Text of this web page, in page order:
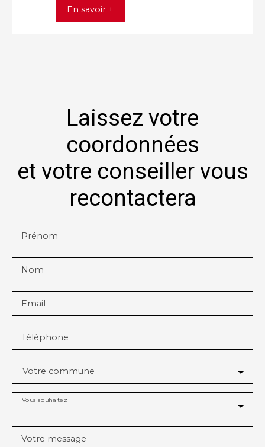
En savoir +
Laissez votre
coordonnées
et votre conseiller vous
recontactera
Prénom
Nom
Email
Téléphone
Votre commune
-
Vous souhaitez
Votre message